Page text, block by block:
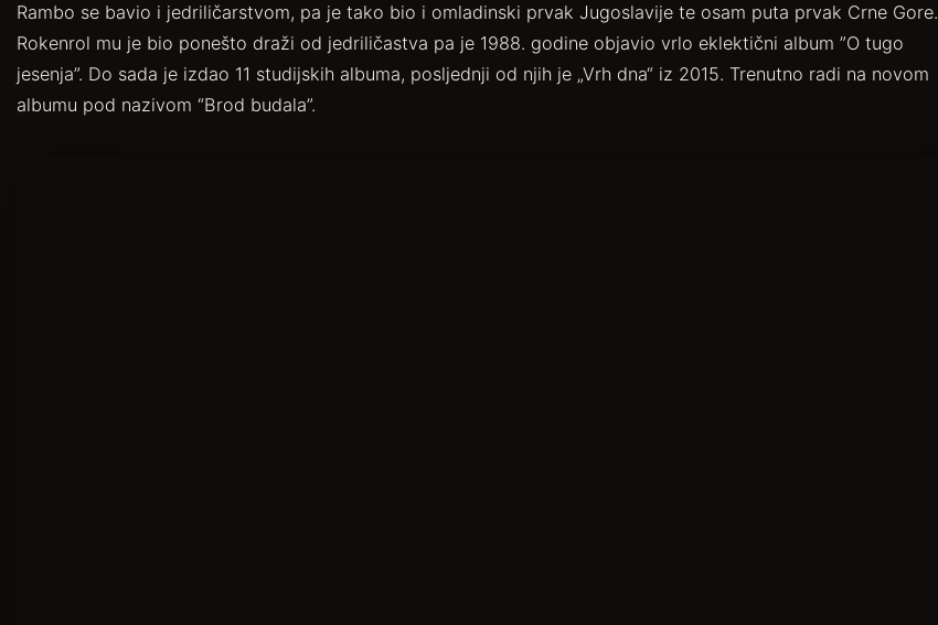
Rambo se bavio i jedriličarstvom, pa je tako bio i omladinski prvak Jugoslavije te osam puta prvak Crne Gore.
Rokenrol mu je bio ponešto draži od jedriličastva pa je 1988. godine objavio vrlo eklektični album ”O tugo
jesenja”. Do sada je izdao 11 studijskih albuma, posljednji od njih je „Vrh dna“ iz 2015. Trenutno radi na novom
albumu pod nazivom “Brod budala”.